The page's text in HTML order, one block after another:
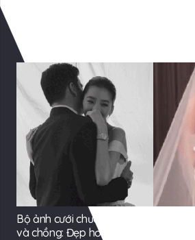
Bộ ảnh cưới chưa từng công bố của
và chồng: Đẹp hơn ngôn tình, vạn